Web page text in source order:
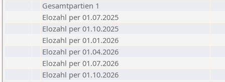
Gesamtpartien 1
Elozahl per 01.07.2025
Elozahl per 01.10.2025
Elozahl per 01.01.2026
Elozahl per 01.04.2026
Elozahl per 01.07.2026
Elozahl per 01.10.2026